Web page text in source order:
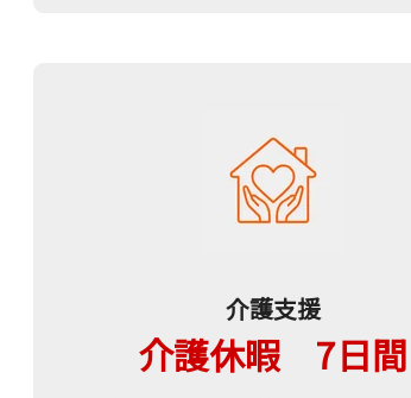
介護支援
介護休暇 7日間